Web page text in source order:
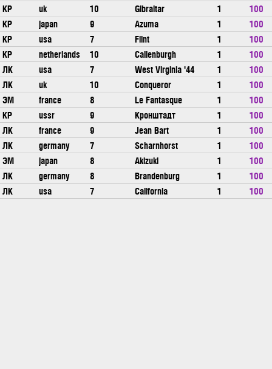
КР
uk 10 Gibraltar 1
100
КР
japan 9 Azuma 1
100
КР
usa 7 Flint 1
100
КР
netherlands 10 Callenburgh 1
100
ЛК
usa 7 West Virginia '44 1
100
ЛК
uk 10 Conqueror 1
100
ЭМ
france 8 Le Fantasque 1
100
КР
ussr 9 Кронштадт 1
100
ЛК
france 9 Jean Bart 1
100
ЛК
germany 7 Scharnhorst 1
100
ЭМ
japan 8 Akizuki 1
100
ЛК
germany 8 Brandenburg 1
100
ЛК
usa 7 California 1 100